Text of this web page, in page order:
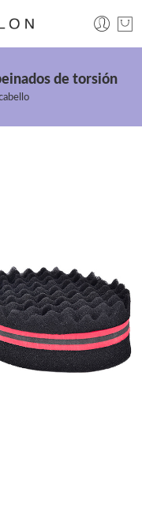
de torsión